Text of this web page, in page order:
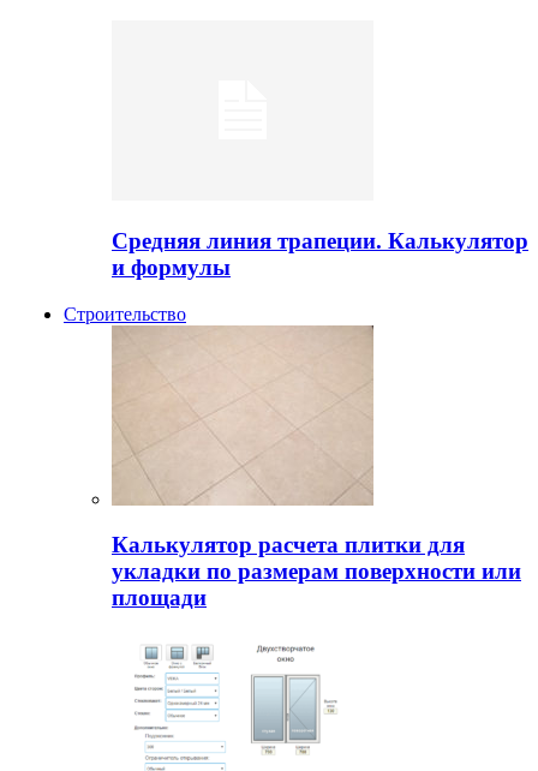
Средняя линия трапеции. Калькулятор
и формулы
Строительство
Калькулятор расчета плитки для
укладки по размерам поверхности или
площади